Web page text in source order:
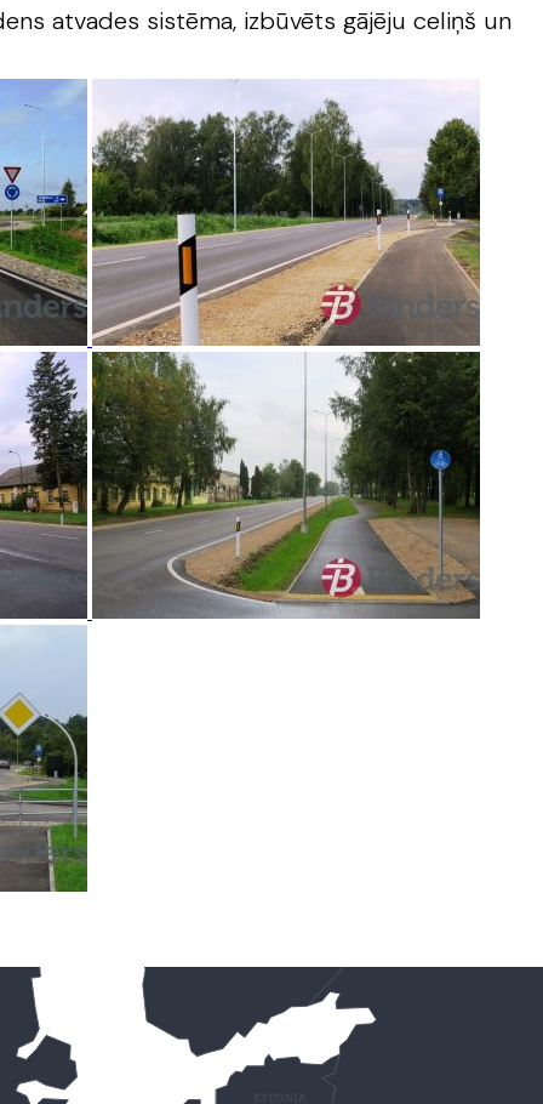
atvades sistēma, izbūvēts gājēju celiņš un